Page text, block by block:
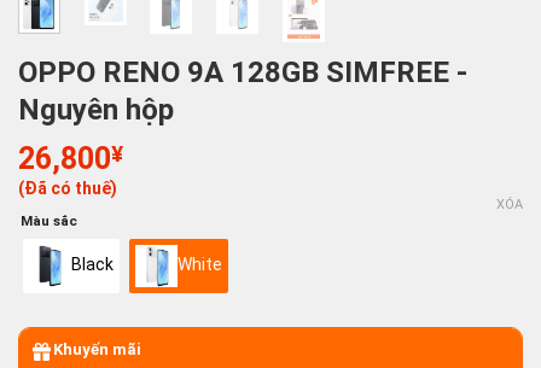
OPPO RENO 9A 128GB SIMFREE -
Nguyên hộp
26,800¥
(Đã có thuế)
Màu sắc
Black White
XÓA
Khuyến mãi